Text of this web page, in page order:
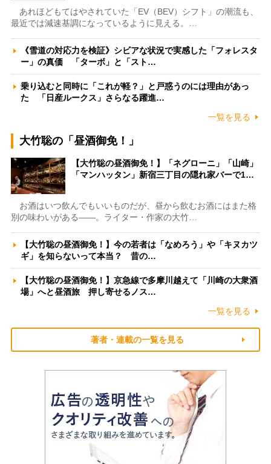
あれほどもてはやされていた「EV（BEV）シフト」の潮流も、
最近では減速基調になっているように見える。…
《雪道の対応力を検証》シビアな状況で実感した「フォレスタ
ー」の真価 「ターボ」と「スト…
乗り込むと同時に「これが軽？」と戸惑うのには理由があっ
た 「日産ルークス」さらなる躍進…
一覧を見る
大竹聡の「昼酒御免！」
【大竹聡の昼酒御免！】「ネグローニ」「山崎」
「マンハッタン」新宿三丁目の隠れ家バーで1…
お酒はいつ飲んでもいいものだが、昼から飲むお酒にはまた格
別の味わいがある――。ライター・作家の大竹…
【大竹聡の昼酒御免！】今の若者は「なめろう」や「キヌカツ
ギ」を知らないって本当？ 昔の…
【大竹聡の昼酒御免！】京急線で多摩川越えて「川崎の大衆酒
場」へと昼酒旅 押し寄せるノス…
一覧を見る
著者・連載の一覧を見る